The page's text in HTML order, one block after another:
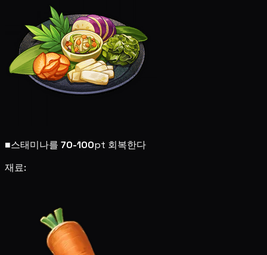
■스태미나를 70-100pt 회복한다
재료: